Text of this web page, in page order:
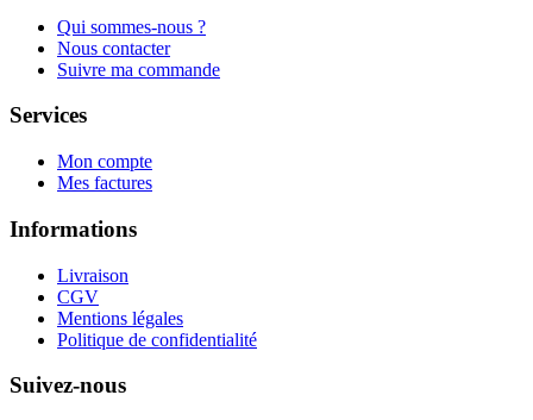
Qui sommes-nous ?
Nous contacter
Suivre ma commande
Services
Mon compte
Mes factures
Informations
Livraison
CGV
Mentions légales
Politique de confidentialité
Suivez-nous